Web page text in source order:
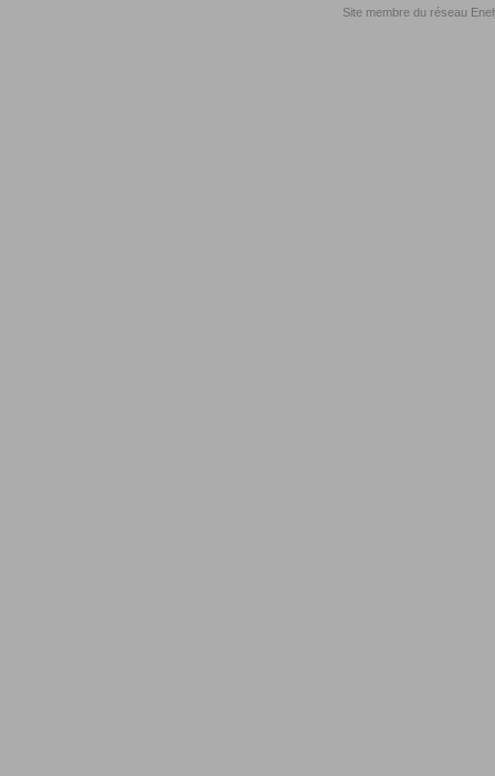
Site membre du réseau